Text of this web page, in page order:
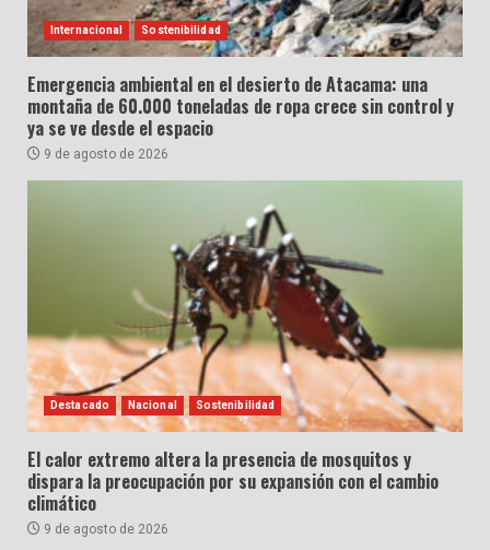
Internacional Sostenibilidad
Emergencia ambiental en el desierto de Atacama: una
montaña de 60.000 toneladas de ropa crece sin control y
ya se ve desde el espacio
9 de agosto de 2026
Destacado Nacional Sostenibilidad
El calor extremo altera la presencia de mosquitos y
dispara la preocupación por su expansión con el cambio
climático
9 de agosto de 2026